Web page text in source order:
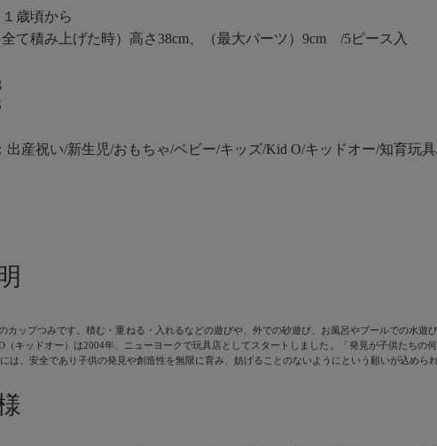
歳頃から
て積み上げた時）高さ38cm、（最大パーツ）9cm /5ピース入
出産祝い/新生児/おもちゃ/ベビー/キッズ/Kid O/キッドオー/知育玩
カップつみです。積む・重ねる・入れるなどの遊びや、外での砂遊び、お風呂やプールでの水遊
（キッドオー）は2004年、ニューヨークで玩具店としてスタートしました。「発見が子供たちの
は、安全であり子供の発見や創造性を無限に育み、妨げることのないようにという願いが込められ